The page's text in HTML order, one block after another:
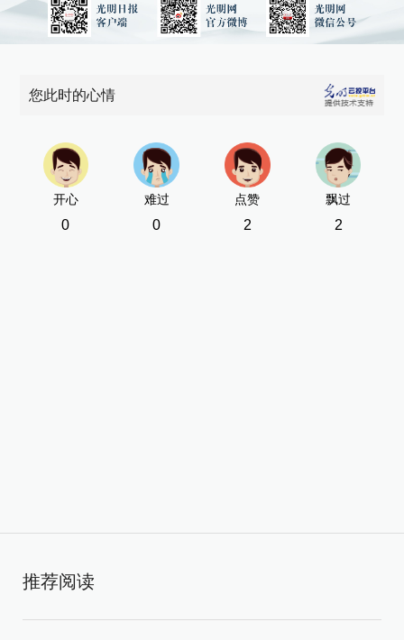
您此时的心情
开心
0
难过
0
点赞
2
飘过
2
推荐阅读